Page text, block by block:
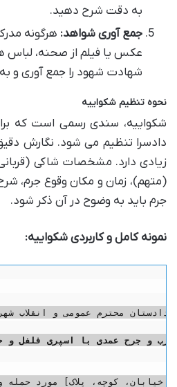
به دقت شرح دهید.
جمع آوری شواهد: هرگونه
عکس یا فیلم از صحنه، لباس
شهادت شهود را جمع آوری و
نحوه تنظیم شکواییه
شکواییه، سندی رسمی است که
دادسرا تنظیم می شود. نگارش
زیادی دارد. مشخصات شاکی
(متهم)، زمان و مکان وقوع جرم،
جرم باید به وضوح در آن ذکر شود.
نمونه کامل و کاربردی شکواییه:
دادستان محترم عمومی و انقلاب
و جرح عمدی با اسپری فلفل و
کوچه، پلاک] مورد حمله